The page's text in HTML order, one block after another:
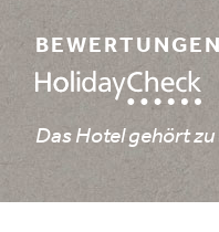
BEWERTUNGEN
Das Hotel gehört